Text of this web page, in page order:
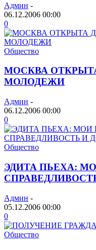
Админ -
06.12.2006 00:00
0
Общество
МОСКВА
МОЛОДЕЖИ
Админ -
06.12.2006 00:00
0
Общество
ЭДИТА ПЬЕХА:
Админ -
05.12.2006 00:00
0
Общество